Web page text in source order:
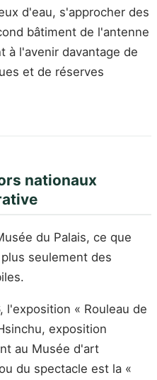
d'eau, s'approcher des
bâtiment de l'antenne
à l'avenir davantage de
et de réserves
nationaux
du Palais, ce que
seulement des
l'exposition « Rouleau de
exposition
au Musée d'art
du spectacle est la «